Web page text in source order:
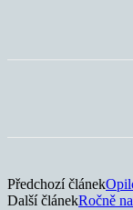
Předchozí článek
Další článekRočně